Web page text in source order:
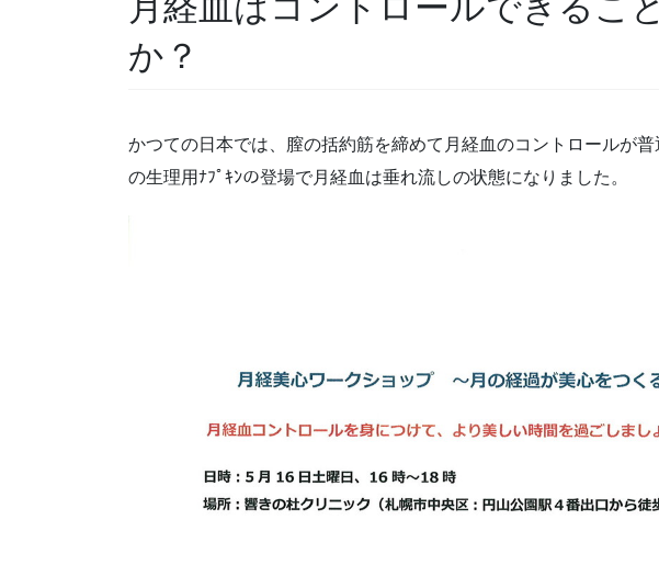
か？
かつての日本では、膣の括約筋を締めて月経血のコントロールが
の生理用ﾅﾌﾟｷﾝの登場で月経血は垂れ流しの状態になりました。